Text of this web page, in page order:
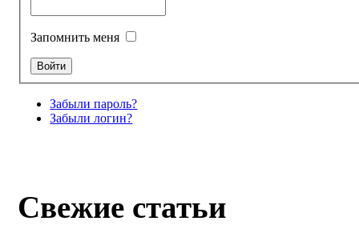
Запомнить меня
Забыли пароль?
Забыли логин?
Свежие статьи